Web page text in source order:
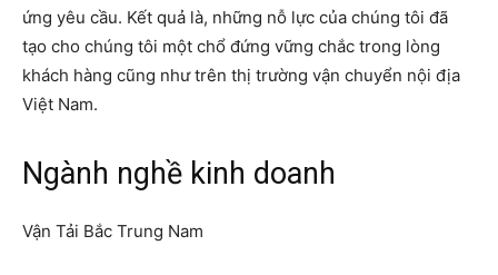
ứng yêu cầu. Kết quả là, những nỗ lực của chúng tôi đã
tạo cho chúng tôi một chổ đứng vững chắc trong lòng
khách hàng cũng như trên thị trường vận chuyển nội địa
Việt Nam.
Ngành nghề kinh doanh
Vận Tải Bắc Trung Nam